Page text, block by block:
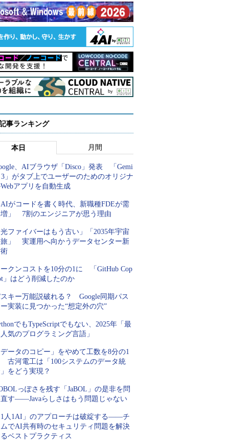
事ランキング
本日 月間
、AIブラウザ「Disco」発表 「Gemi
」がタブ上でユーザーのためのオリジナ
アプリを自動生成
がコードを書く時代、新職種FDEが需
」 7割のエンジニアが思う理由
ファイバーはもう古い」「2035年宇宙
」 実運用へ向かうデータセンター新
クンコストを10分の1に 「GitHub Cop
」はどう削減したのか
キー万能説破れる？ Google同期パス
実装に見つかった“想定外の穴”
でもTypeScriptでもない、2025年「最
気のプログラミング言語」
ータのコピー」をやめて工数を8分の1
古河電工は「100システムのデータ統
をどう実現？
っぽさを残す「JaBOL」の是非を問
す――Javaらしさはもう問題じゃない
人1AI」のアプローチは破綻する――チ
でAI共有時のセキュリティ問題を解決
ベストプラクティス